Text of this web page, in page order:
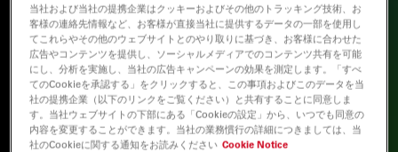
当社および当社の提携企業はクッキーおよびその他のトラッキング技術、お
客様の連絡先情報など、お客様が直接当社に提供するデータの一部を使用し
てこれらやその他のウェブサイトとのやり取りに基づき、お客様に合わせた
広告やコンテンツを提供し、ソーシャルメディアでのコンテンツ共有を可能
にし、分析を実施し、当社の広告キャンペーンの効果を測定します。「すべ
てのCookieを承認する」をクリックすると、この事項およびこのデータを当
社の提携企業（以下のリンクをご覧ください）と共有することに同意しま
す。当社ウェブサイトの下部にある「Cookieの設定」から、いつでも同意の
内容を変更することができます。当社の業務慣行の詳細につきましては、当
社のCookieに関する通知をお読みください Cookie Notice